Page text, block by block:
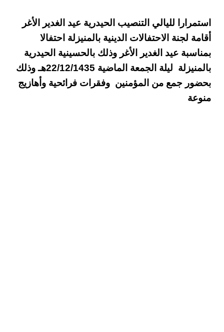
استمرارا لليالي التنصيب الحيدرية عيد الغدير الأغر
أقامة لجنة الاحتفالات الدينية بالمنيزلة احتفالا
بمناسبة عيد الغدير الأغر وذلك بالحسينية الحيدرية
بالمنيزلة ليلة الجمعة الماضية 22/12/1435هـ
وذلك
بحضور جمع من المؤمنين وفقرات فرائحية وأهازيج
منوعة